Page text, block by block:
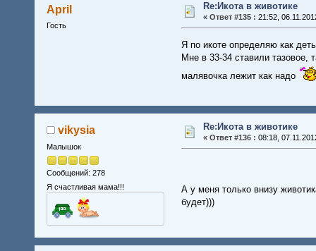
April
Гость
Re:Икота в животике
« Ответ #135 : 21:52,
Я по икоте определяю как
Мне в 33-34 ставили тазовое,
малявочка лежит как надо
vikysia
Малышок
Сообщений: 278
Я счастливая мама!!!
Re:Икота в животике
« Ответ #136 : 08:18,
А у меня только внизу
будет)))